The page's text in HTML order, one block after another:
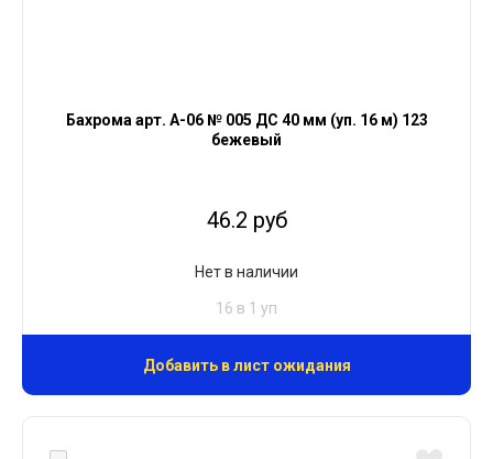
Бахрома арт. А-06 № 005 ДС 40 мм (уп. 16 м) 123
бежевый
46.2 руб
Нет в наличии
16 в 1 уп
Добавить в лист ожидания